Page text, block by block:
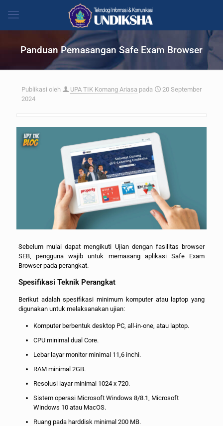
Panduan Pemasangan Safe Exam Browser
Publikasi oleh UPA TIK Komang Ariasa pada
20 September
2024
Sebelum mulai dapat mengikuti Ujian dengan fasilitas browser
SEB, pengguna wajib untuk memasang aplikasi Safe Exam
Browser pada perangkat.
Spesifikasi Teknik Perangkat
Berikut adalah spesifikasi minimum komputer atau laptop yang
digunakan untuk melaksanakan ujian:
Komputer berbentuk desktop PC, all-in-one, atau laptop.
CPU minimal dual Core.
Lebar layar monitor minimal 11,6 inchi.
RAM minimal 2GB.
Resolusi layar minimal 1024 x 720.
Sistem operasi Microsoft Windows 8/8.1, Microsoft
Windows 10 atau MacOS.
Ruang pada harddisk minimal 200 MB.